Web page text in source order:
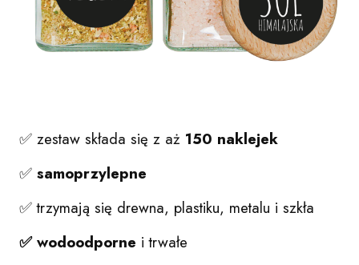
✅ zestaw składa się z aż 150 naklejek
✅ samoprzylepne
✅ trzymają się drewna, plastiku, metalu i szkła
✅ wodoodporne i trwałe